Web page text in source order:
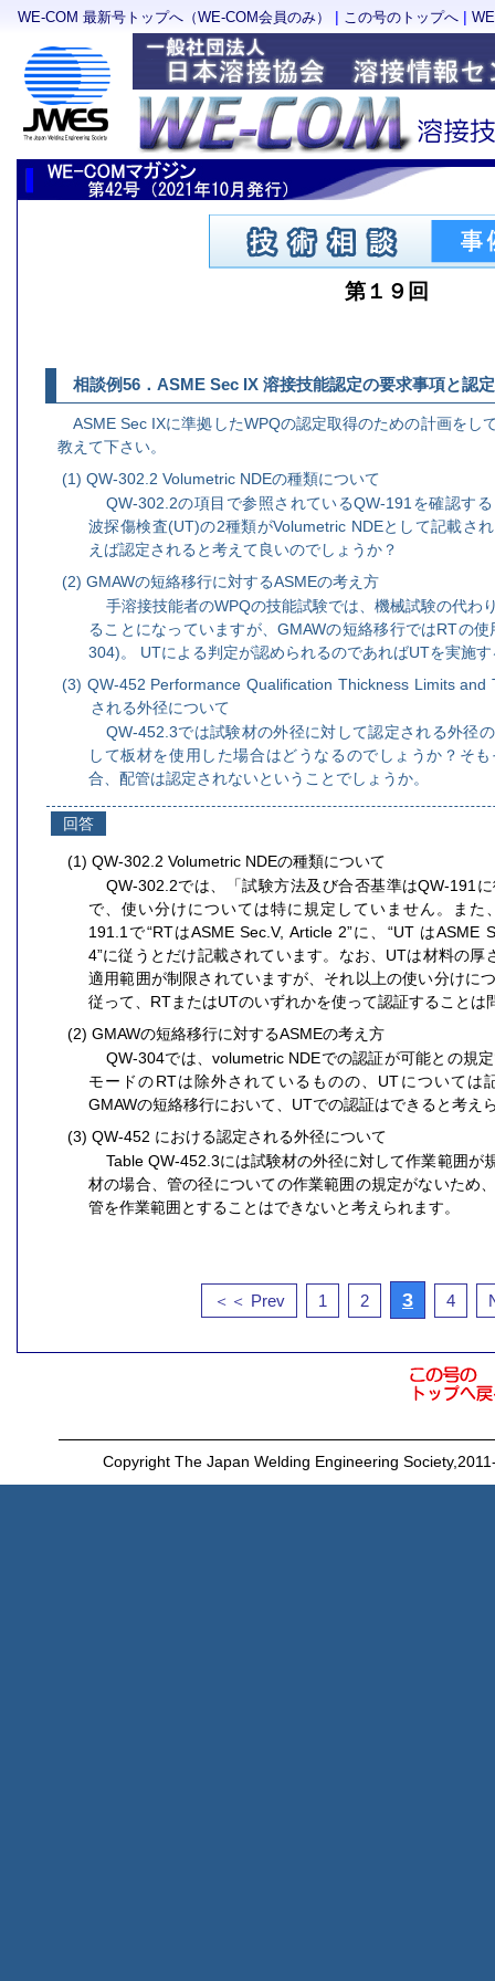
WE-COM 最新号トップへ（WE-COM会員のみ） | この号のトップへ |
第１９回
相談例56．ASME Sec IX 溶接技能認定の要求事項と認
ASME Sec IXに準拠したWPQの認定取得のための計画をし
教えて下さい。
(1) QW-302.2 Volumetric NDEの種類について
QW-302.2の項目で参照されているQW-191を確認す
波探傷検査(UT)の2種類がVolumetric NDEとして記載さ
えば認定されると考えて良いのでしょうか？
(2) GMAWの短絡移行に対するASMEの考え方
手溶接技能者のWPQの技能試験では、機械試験の代わ
ることになっていますが、GMAWの短絡移行ではRTの
304)。 UTによる判定が認められるのであればUTを実施
(3) QW-452 Performance Qualification Thickness Limits and
される外径について
QW-452.3では試験材の外径に対して認定される外径
して板材を使用した場合はどうなるのでしょうか？そ
合、配管は認定されないということでしょうか。
回答
(1) QW-302.2 Volumetric NDEの種類について
QW-302.2では、「試験方法及び合否基準はQW-191
で、使い分けについては特に規定していません。また
191.1で“RTはASME Sec.V, Article 2”に、“UT はASME
4”に従うとだけ記載されています。なお、UTは材料の厚
適用範囲が制限されていますが、それ以上の使い分けに
従って、RTまたはUTのいずれかを使って認証することは
(2) GMAWの短絡移行に対するASMEの考え方
QW-304では、volumetric NDEでの認証が可能との規
モードのRTは除外されているものの、UTについては
GMAWの短絡移行において、UTでの認証はできると考え
(3) QW-452 における認定される外径について
Table QW-452.3には試験材の外径に対して作業範囲が
材の場合、管の径についての作業範囲の規定がないため
管を作業範囲とすることはできないと考えられます。
＜＜ Prev 1 2 3 4
Copyright The Japan Welding Engineering